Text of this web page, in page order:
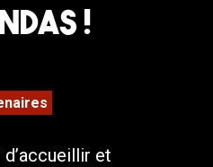
!
d’accueillir et